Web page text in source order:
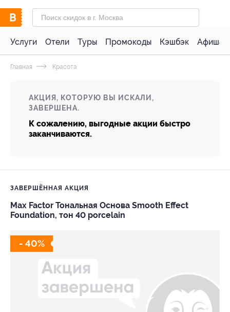
Услуги Отели Туры Промокоды Кэшбэк Афиша
Главная Красота
АКЦИЯ, КОТОРУЮ ВЫ ИСКАЛИ,
ЗАВЕРШЕНА.
К сожалению, выгодные акции быстро
заканчиваются.
ЗАВЕРШЁННАЯ АКЦИЯ
Max Factor Тональная Основа Smooth Effect
Foundation, тон 40 porcelain
- 40%